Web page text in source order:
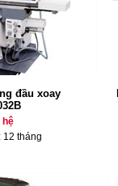
đầu xoay
hệ
12 tháng